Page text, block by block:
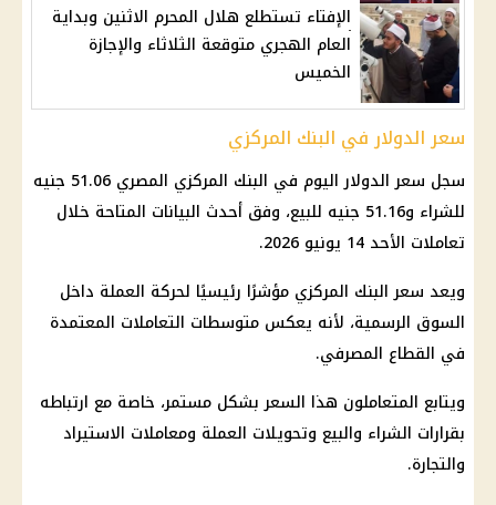
الإفتاء تستطلع هلال المحرم الاثنين وبداية
العام الهجري متوقعة الثلاثاء والإجازة
الخميس
سعر الدولار في البنك المركزي
سجل سعر الدولار اليوم في البنك المركزي
المصري 51.06 جنيه
للشراء و51.16 جنيه للبيع، وفق أحدث البيانات المتاحة خلال
تعاملات الأحد 14 يونيو 2026.
ويعد سعرالبنك المركزي مؤشرًا رئيسيًا لحركة العملة داخل
السوق الرسمية، لأنه يعكس متوسطات التعاملات المعتمدة
في القطاع المصرفي.
ويتابع المتعاملون هذا السعر بشكل مستمر، خاصة مع ارتباطه
بقرارات الشراء والبيع وتحويلات العملة ومعاملات الاستيراد
والتجارة.